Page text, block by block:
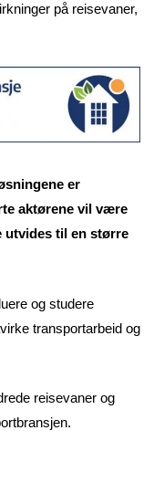
på reisevaner,
er
aktørene vil være
utvides til en større
og studere
transportarbeid og
reisevaner og